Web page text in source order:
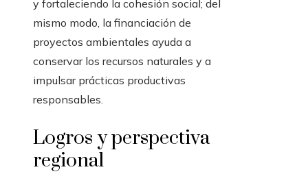
y fortaleciendo la cohesión social; del
mismo modo, la financiación de
proyectos ambientales ayuda a
conservar los recursos naturales y a
impulsar prácticas productivas
responsables.
Logros y perspectiva
regional